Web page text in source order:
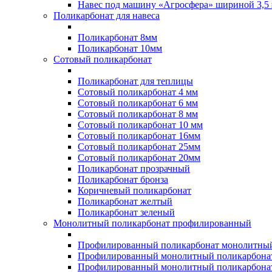
Навес под машину «Агросфера» шириной 3,5
Поликарбонат для навеса
Поликарбонат 8мм
Поликарбонат 10мм
Сотовый поликарбонат
Поликарбонат для теплицы
Сотовый поликарбонат 4 мм
Сотовый поликарбонат 6 мм
Сотовый поликарбонат 8 мм
Сотовый поликарбонат 10 мм
Сотовый поликарбонат 16мм
Сотовый поликарбонат 25мм
Сотовый поликарбонат 20мм
Поликарбонат прозрачный
Поликарбонат бронза
Коричневый поликарбонат
Поликарбонат желтый
Поликарбонат зеленый
Монолитный поликарбонат профилированный
Профилированный поликарбонат
Профилированный монолитный
Профилированный монолитный